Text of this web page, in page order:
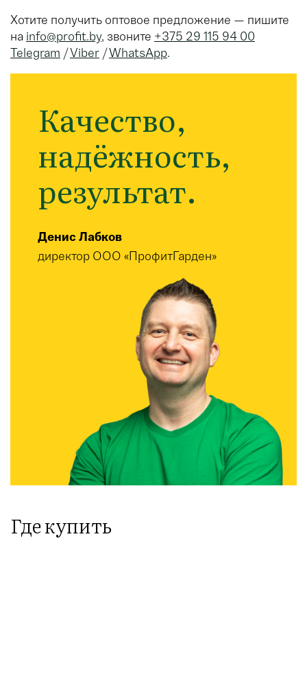
Хотите получить оптовое предложение — пишите
на info@profit.by, звоните +375 29 115 94 00
Telegram /Viber /WhatsApp.
Качество,
надёжность,
результат.
Денис Лабков
директор ООО «ПрофитГарден»
Где купить